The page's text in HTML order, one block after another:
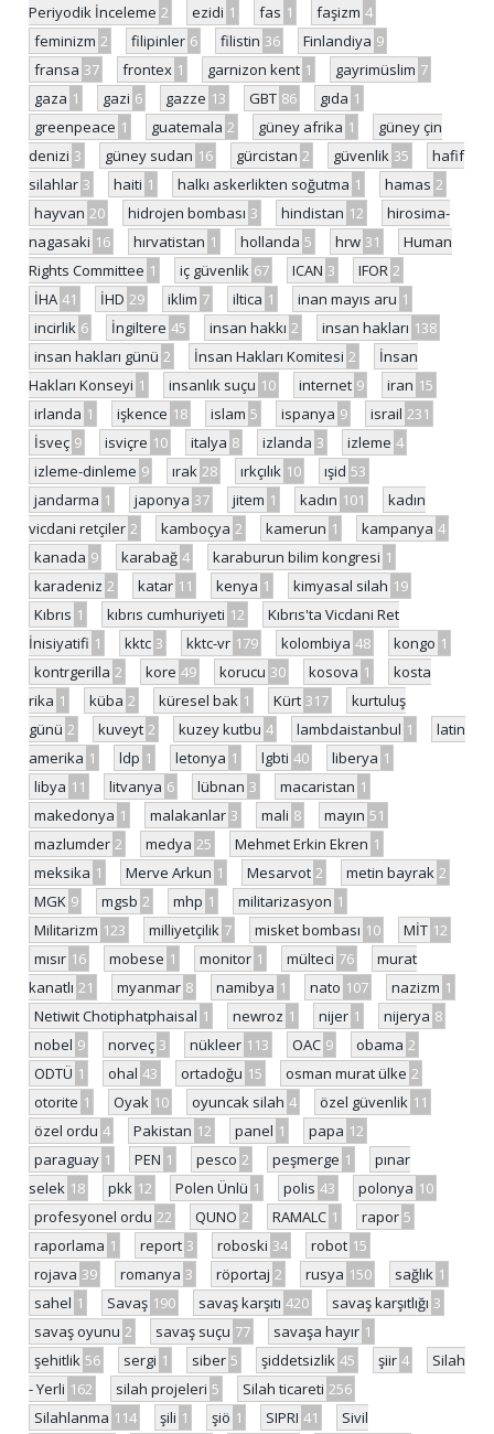
Periyodik İnceleme 2 ezidi 1 fas 1 faşizm 4
feminizm 2 filipinler 6 filistin 36 Finlandiya 9
fransa 37 frontex 1 garnizon kent 1 gayrimüslim 7
gaza 1 gazi 6 gazze 13 GBT 86 gıda 1
greenpeace 1 guatemala 2 güney afrika 1
güney çin
denizi 3 güney sudan 16 gürcistan 2 güvenlik 35
hafif
silahlar 3 haiti 1 halkı askerlikten soğutma 1 hamas 2
hayvan 20 hidrojen bombası 3 hindistan 12
hirosima-
nagasaki 16 hırvatistan 1 hollanda 5 hrw 31
Human
Rights Committee 1 iç güvenlik 67 ICAN 3 IFOR 2
İHA 41 İHD 29 iklim 7 iltica 1 inan mayıs aru 1
incirlik 6 İngiltere 45 insan hakkı 2 insan hakları 138
insan hakları günü 2 İnsan Hakları Komitesi 2
İnsan
Hakları Konseyi 1 insanlık suçu 10 internet 9 iran 15
irlanda 1 işkence 18 islam 5 ispanya 9 israil 231
İsveç 9 isviçre 10 italya 8 izlanda 3 izleme 4
izleme-dinleme 9 ırak 28 ırkçılık 10 ışid 53
jandarma 1 japonya 37 jitem 1 kadın 101
kadın
vicdani retçiler 2 kamboçya 2 kamerun 1 kampanya 4
kanada 9 karabağ 4 karaburun bilim kongresi 1
karadeniz 2 katar 11 kenya 1 kimyasal silah 19
Kıbrıs 1 kıbrıs cumhuriyeti 12
Kıbrıs'ta Vicdani Ret
İnisiyatifi 1 kktc 3 kktc-vr 179 kolombiya 48 kongo 1
kontrgerilla 2 kore 49 korucu 30 kosova 1
kosta
rika 1 küba 2 küresel bak 1 Kürt 317
kurtuluş
günü 2 kuveyt 2 kuzey kutbu 4 lambdaistanbul 1
latin
amerika 1 ldp 1 letonya 1 lgbti 40 liberya 1
libya 11 litvanya 6 lübnan 3 macaristan 1
makedonya 1 malakanlar 3 mali 8 mayın 51
mazlumder 2 medya 25 Mehmet Erkin Ekren 1
meksika 1 Merve Arkun 1 Mesarvot 2 metin bayrak 2
MGK 9 mgsb 2 mhp 1 militarizasyon 1
Militarizm 123 milliyetçilik 7 misket bombası 10 MİT 12
mısır 16 mobese 1 monitor 1 mülteci 76
murat
kanatlı 21 myanmar 8 namibya 1 nato 107 nazizm 1
Netiwit Chotiphatphaisal 1 newroz 1 nijer 1 nijerya 8
nobel 9 norveç 3 nükleer 113 OAC 9 obama 2
ODTÜ 1 ohal 43 ortadoğu 15 osman murat ülke 2
otorite 1 Oyak 10 oyuncak silah 4 özel güvenlik 11
özel ordu 4 Pakistan 12 panel 1 papa 12
paraguay 1 PEN 1 pesco 2 peşmerge 1
pınar
selek 18 pkk 12 Polen Ünlü 1 polis 43 polonya 10
profesyonel ordu 22 QUNO 2 RAMALC 1 rapor 5
raporlama 1 report 3 roboski 34 robot 15
rojava 39 romanya 3 röportaj 2 rusya 150 sağlık 1
sahel 1 Savaş 190 savaş karşıtı 420 savaş karşıtlığı 3
savaş oyunu 2 savaş suçu 77 savaşa hayır 1
şehitlik 56 sergi 1 siber 5 şiddetsizlik 45 şiir 4
Silah
- Yerli 162 silah projeleri 5 Silah ticareti 256
Silahlanma 114 şili 1 şiö 1 SIPRI 41
Sivil